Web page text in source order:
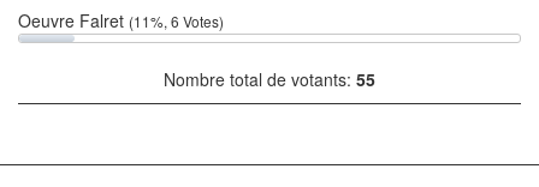
Oeuvre Falret (11%, 6 Votes)
Nombre total de votants: 55